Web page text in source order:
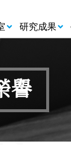
研究成果
譽